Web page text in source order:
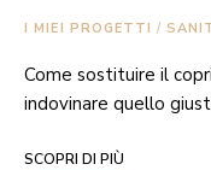
I MIEI PROGETTI /
Come sostituire il
indovinare quello
SCOPRI DI PIÙ